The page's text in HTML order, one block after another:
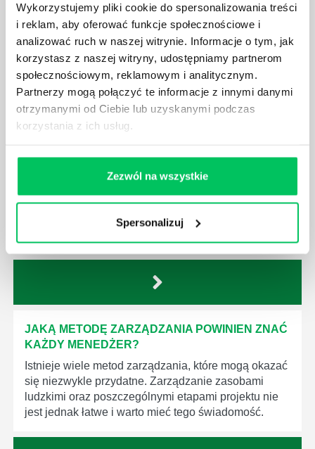
Wykorzystujemy pliki cookie do spersonalizowania treści
i reklam, aby oferować funkcje społecznościowe i
analizować ruch w naszej witrynie. Informacje o tym, jak
korzystasz z naszej witryny, udostępniamy partnerom
społecznościowym, reklamowym i analitycznym.
Partnerzy mogą połączyć te informacje z innymi danymi
otrzymanymi od Ciebie lub uzyskanymi podczas
korzystania z ich usług.
Zezwól na wszystkie
Spersonalizuj
sprawnie realizować swoich zadań, jeśli zabraknie w
nim odpowiedniego kierownictwa. Zawsze
niezbędna jest osoba nadzorująca wszystkie
czynności wykonywane przez pracowników.
firmie. Osoba je pełniąca jest w pełni odpowiedzialna
za realizację działań podległych mu osób oraz
JAKĄ METODĘ ZARZĄDZANIA POWINIEN ZNAĆ
KAŻDY MENEDŻER?
Istnieje wiele metod zarządzania, które mogą okazać
się niezwykle przydatne. Zarządzanie zasobami
ludzkimi oraz poszczególnymi etapami projektu nie
jest jednak łatwe i warto mieć tego świadomość.